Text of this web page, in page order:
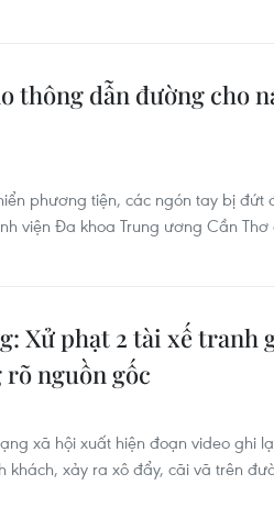
thông dẫn đường cho
phương tiện, các ngón tay bị
viện Đa khoa Trung ương Cần
Xử phạt 2 tài xế
nguồn gốc
xã hội xuất hiện đoạn video ghi
khách, xảy ra xô đẩy, cãi vã trên